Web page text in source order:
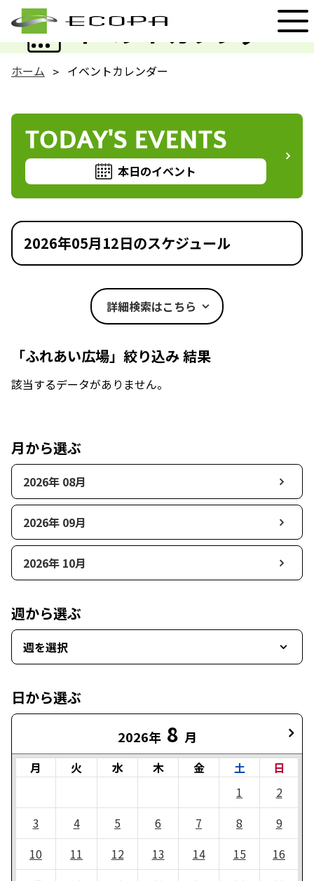
イベントカレンダー
EVENT
ホーム イベントカレンダー
TODAY'S EVENTS
本日のイベント
2026年05月12日のスケジュール
詳細検索はこちら
「ふれあい広場」絞り込み 結果
該当するデータがありません。
月から選ぶ
2026年 08月
2026年 09月
2026年 10月
週から選ぶ
週を選択
日から選ぶ
2026年 8 月
月 火 水 木 金 土
日
1
2
3
4 5 6 7 8
9
10
11 12 13 14 15
16